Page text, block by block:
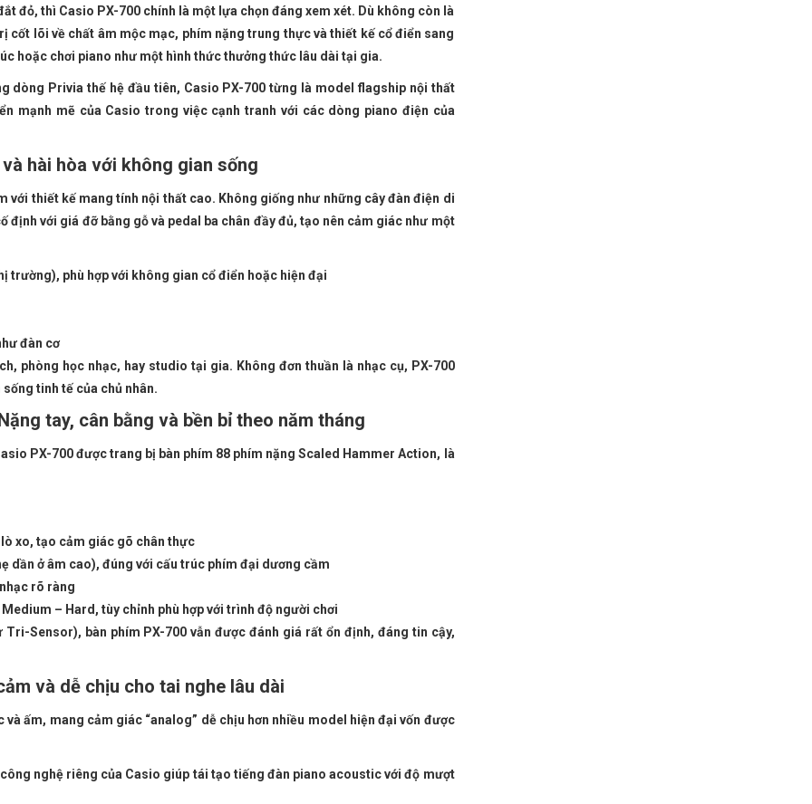
đỏ, thì Casio PX-700 chính là một lựa chọn đáng xem xét. Dù không còn là
cốt lõi về chất âm mộc mạc, phím nặng trung thực và thiết kế cổ điển sang
hoặc chơi piano như một hình thức thưởng thức lâu dài tại gia.
dòng Privia thế hệ đầu tiên, Casio PX-700 từng là model flagship nội thất
mạnh mẽ của Casio trong việc cạnh tranh với các dòng piano điện của
hài hòa với không gian sống
với thiết kế mang tính nội thất cao. Không giống như những cây đàn điện di
định với giá đỡ bằng gỗ và pedal ba chân đầy đủ, tạo nên cảm giác như một
trường), phù hợp với không gian cổ điển hoặc hiện đại
đàn cơ
phòng học nhạc, hay studio tại gia. Không đơn thuần là nhạc cụ, PX-700
tinh tế của chủ nhân.
tay, cân bằng và bền bỉ theo năm tháng
PX-700 được trang bị bàn phím 88 phím nặng Scaled Hammer Action, là
xo, tạo cảm giác gõ chân thực
dần ở âm cao), đúng với cấu trúc phím đại dương cầm
rõ ràng
– Hard, tùy chỉnh phù hợp với trình độ người chơi
Sensor), bàn phím PX-700 vẫn được đánh giá rất ổn định, đáng tin cậy,
và dễ chịu cho tai nghe lâu dài
ấm, mang cảm giác “analog” dễ chịu hơn nhiều model hiện đại vốn được
nghệ riêng của Casio giúp tái tạo tiếng đàn piano acoustic với độ mượt